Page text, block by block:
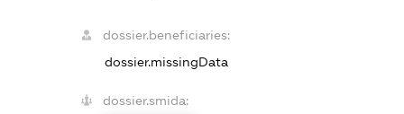
dossier.beneficiaries:
dossier.missingData
dossier.smida: